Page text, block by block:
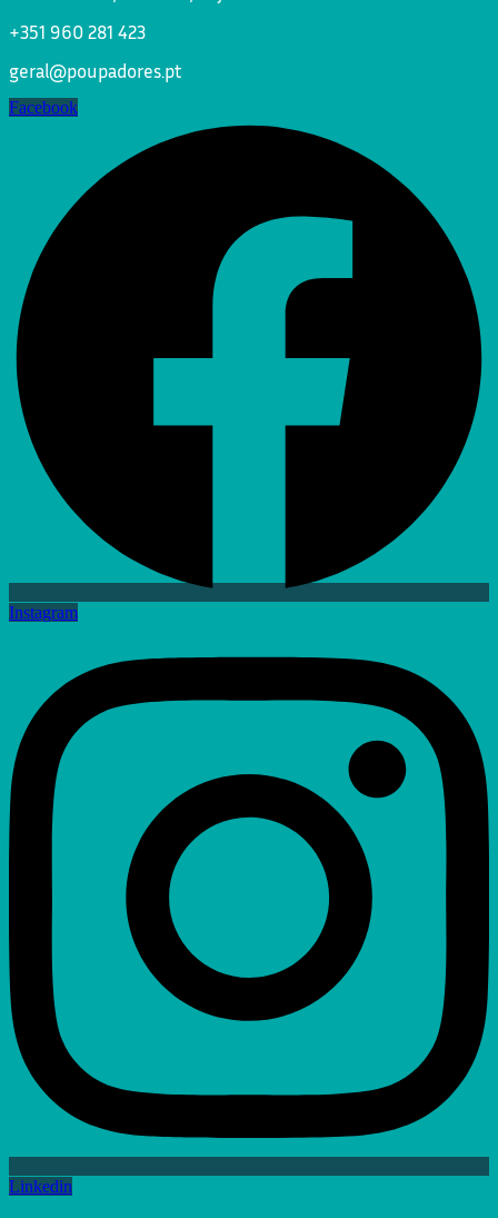
+351 960 281 423
geral@poupadores.pt
Facebook
Instagram
Linkedin